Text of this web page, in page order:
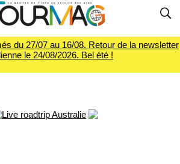
du 27/07 au 16/08. Retour de la newsletter
le 24/08/2026. Bel été !